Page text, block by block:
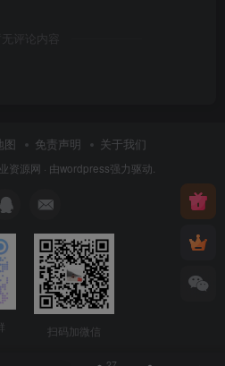
无评论内容
图 免责声明 关于我们
资源网 · 由wordpress强力驱动.
扫码加微信